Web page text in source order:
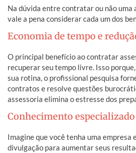
Na dúvida entre contratar ou não uma
vale a pena considerar cada um dos
Economia de tempo e
O principal benefício ao contratar
recuperar seu tempo livre. Isso
sua rotina, o profissional pesquisa
contratos e resolve questões
assessoria elimina o estresse dos
Conhecimento
Imagine que você tenha uma empresa
divulgação para aumentar seus